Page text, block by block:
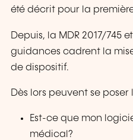
été décrit pour la première
Depuis, la MDR 2017/745
guidances cadrent la
de dispositif.
Dès lors peuvent se poser
Est-ce que mon
médical?